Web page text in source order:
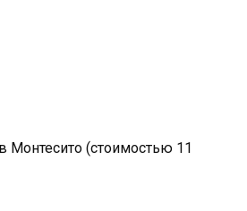
Монтесито (стоимостью 11